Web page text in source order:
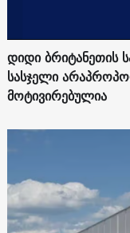
დიდი ბრიტანეთის
სასჯელი
მოტივირებულია